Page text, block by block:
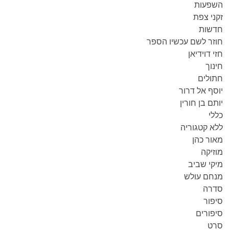
השפעות
זקני צפת
חדשות
חוזר לשם עכשיו הספר
חזי דוידיאן
חינוך
חתולים
יוסף אל דרור
יותם בן חורין
כללי
ללא קטגוריה
מאור כהן
מוזיקה
מיקי שביב
מנחם עולש
סדרה
סיפור
סיפורים
סרט